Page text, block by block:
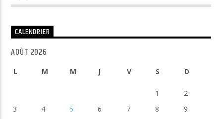
CALENDRIER
AOÛT 2026
L M M J V S D
1
2
3
4 5 6 7 8
9